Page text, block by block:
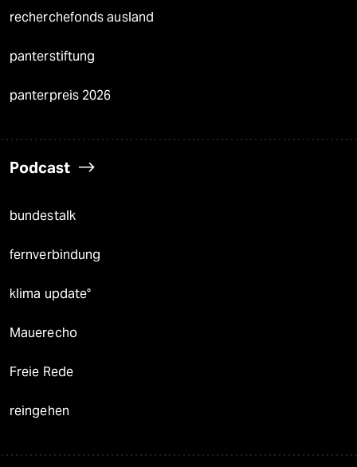
recherchefonds ausland
panterstiftung
panterpreis 2026
Podcast
bundestalk
fernverbindung
klima update°
Mauerecho
Freie Rede
reingehen